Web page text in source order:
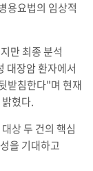
용요법의 임상적
만 최종 분석
대장암 환자에서
받침한다"며 현재
혔다.
상 두 건의 핵심
을 기대하고